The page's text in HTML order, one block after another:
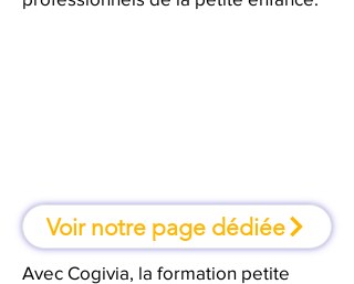
Voir notre page dédiée
Avec Cogivia, la formation petite